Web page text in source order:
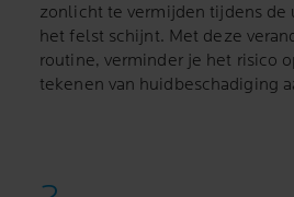
zonlicht te vermijden tijdens de
het felst schijnt. Met deze
routine, verminder je het risico
tekenen van huidbeschadiging